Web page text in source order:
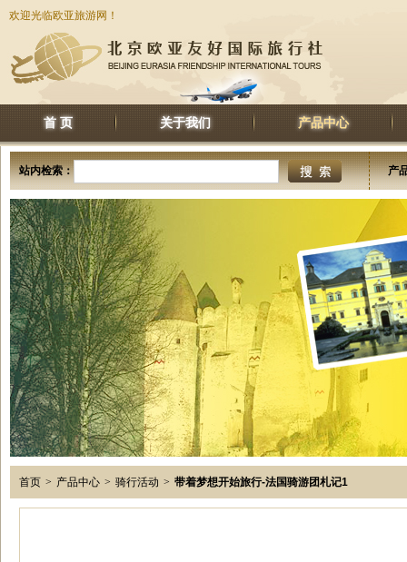
欢迎光临欧亚旅游网！
首 页 关于我们 产品中心
站内检索： 产
首页 > 产品中心 > 骑行活动 > 带着梦想开始旅行-法国骑游团札记1